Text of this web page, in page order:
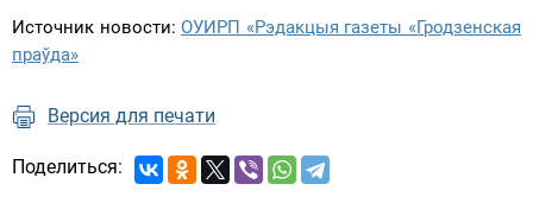
Источник новости:ОУИРП «Рэдакцыя газеты «Гродзенская
праўда»
Версия для печати
Поделиться: